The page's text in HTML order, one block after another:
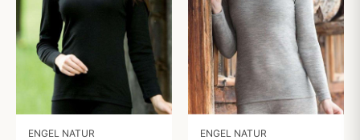
ENGEL NATUR ENGEL NATUR